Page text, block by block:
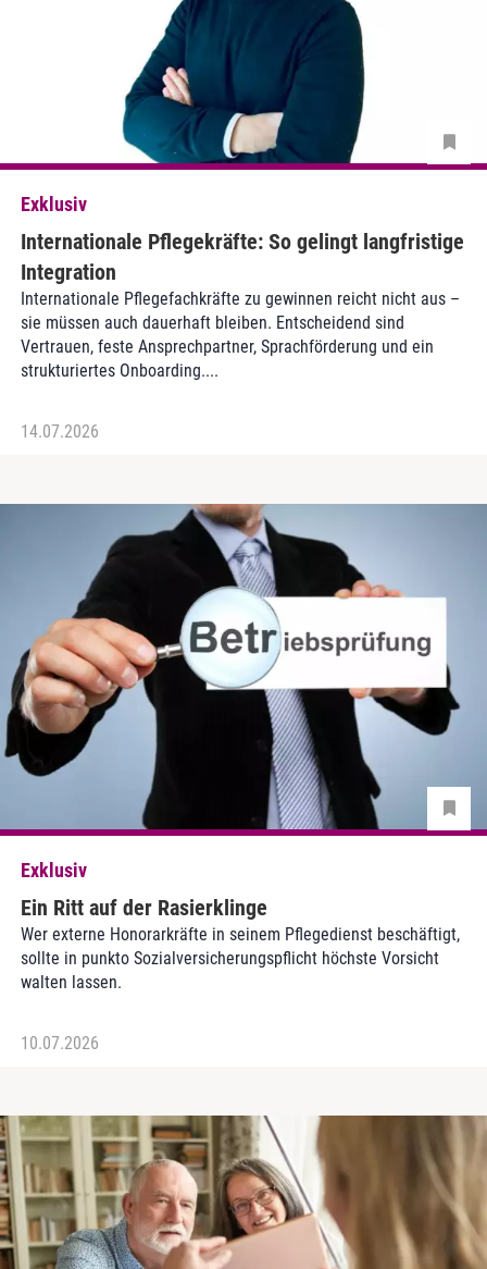
Exklusiv
Internationale Pflegekräfte: So gelingt langfristige
Integration
Internationale Pflegefachkräfte zu gewinnen reicht nicht aus –
sie müssen auch dauerhaft bleiben. Entscheidend sind
Vertrauen, feste Ansprechpartner, Sprachförderung und ein
strukturiertes Onboarding....
14.07.2026
Exklusiv
Ein Ritt auf der Rasierklinge
Wer externe Honorarkräfte in seinem Pflegedienst beschäftigt,
sollte in punkto Sozialversicherungspflicht höchste Vorsicht
walten lassen.
10.07.2026